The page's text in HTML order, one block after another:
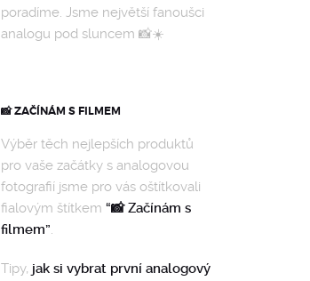
poradíme. Jsme největší fanoušci
analogu pod sluncem 📸☀️
📸 ZAČÍNÁM S FILMEM
Výběr těch nejlepších produktů
pro vaše začátky s analogovou
fotografií jsme pro vás oštítkovali
fialovým štítkem “📸 Začínám s
filmem”.
Tipy, jak si vybrat první analogový